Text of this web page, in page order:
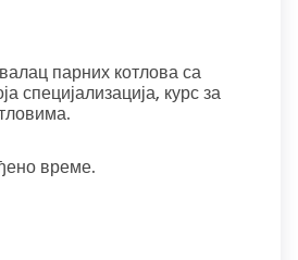
парних котлова са
специјализација, курс за
време.